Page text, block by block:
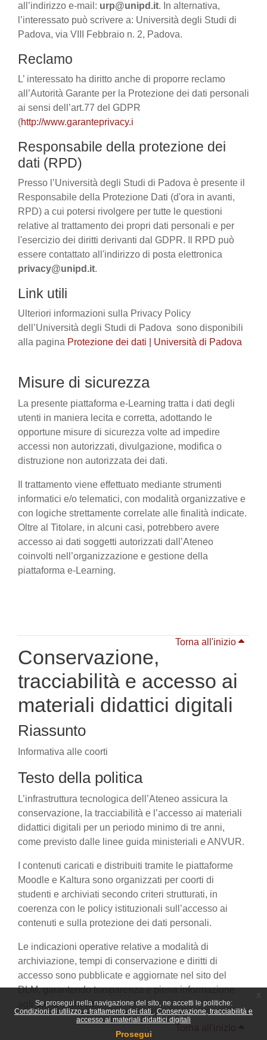
Se prosegui nella navigazione del sito, ne accetti le politiche:
Condizioni di utilizzo e trattamento dei dati
Conservazione, tracciabilità e
accesso ai materiali didattici digitali
Prosegui
all’indirizzo e-mail: urp@unipd.it. In alternativa,
l’interessato può scrivere a: Università degli Studi di
Padova, via VIII Febbraio n. 2, Padova.
Reclamo
L’ interessato ha diritto anche di proporre reclamo
all’Autorità Garante per la Protezione dei dati personali
ai sensi dell’art.77 del GDPR
(http://www.garanteprivacy.i
Responsabile della protezione dei
dati (RPD)
Presso l’Università degli Studi di Padova è presente il
Responsabile della Protezione Dati (d'ora in avanti,
RPD) a cui potersi rivolgere per tutte le questioni
relative al trattamento dei propri dati personali e per
l'esercizio dei diritti derivanti dal GDPR. Il RPD può
essere contattato all'indirizzo di posta elettronica
privacy@unipd.it.
Link utili
Ulteriori informazioni sulla Privacy Policy
dell’Università degli Studi di Padova sono disponibili
alla pagina Protezione dei dati | Università di Padova
Misure di sicurezza
La presente piattaforma e-Learning tratta i dati degli
utenti in maniera lecita e corretta, adottando le
opportune misure di sicurezza volte ad impedire
accessi non autorizzati, divulgazione, modifica o
distruzione non autorizzata dei dati.
Il trattamento viene effettuato mediante strumenti
informatici e/o telematici, con modalità organizzative e
con logiche strettamente correlate alle finalità indicate.
Oltre al Titolare, in alcuni casi, potrebbero avere
accesso ai dati soggetti autorizzati dall’Ateneo
coinvolti nell’organizzazione e gestione della
piattaforma e-Learning.
Torna all'inizio
Conservazione,
tracciabilità e accesso ai
materiali didattici digitali
Riassunto
Informativa alle coorti
Testo della politica
L’infrastruttura tecnologica dell’Ateneo assicura la
conservazione, la tracciabilità e l’accesso ai materiali
didattici digitali per un periodo minimo di tre anni,
come previsto dalle linee guida ministeriali e ANVUR.
I contenuti caricati e distribuiti tramite le piattaforme
Moodle e Kaltura sono organizzati per coorti di
studenti e archiviati secondo criteri strutturati, in
coerenza con le policy istituzionali sull’accesso ai
contenuti e sulla protezione dei dati personali.
Le indicazioni operative relative a modalità di
archiviazione, tempi di conservazione e diritti di
accesso sono pubblicate e aggiornate nel sito del
DLM, garantendo trasparenza e piena informazione
agli utenti coinvolti.